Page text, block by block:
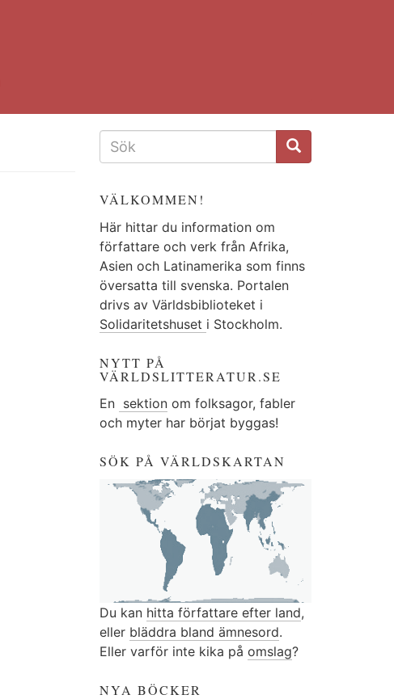
SÖKFORMULÄR
VÄLKOMMEN!
Här hittar du information om
författare och verk från Afrika,
Asien och Latinamerika som finns
översatta till svenska. Portalen
drivs av Världsbiblioteket i
Solidaritetshuset i Stockholm.
NYTT PÅ
VÄRLDSLITTERATUR.SE
En sektionom folksagor, fabler
och myter har börjat byggas!
SÖK PÅ VÄRLDSKARTAN
Du kan hitta författare efter land,
eller bläddra bland ämnesord.
Eller varför inte kika på omslag?
NYA BÖCKER